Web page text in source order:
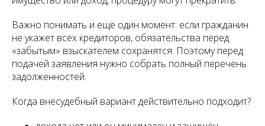
Важно понимать и ещё один момент: если гражданин
не укажет всех кредиторов, обязательства перед
«забытым» взыскателем сохранятся. Поэтому перед
подачей заявления нужно собрать полный перечень
задолженностей.
Когда внесудебный вариант действительно подходит?